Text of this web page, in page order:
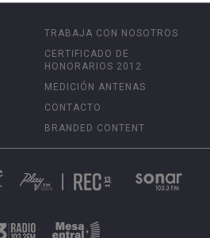
TRABAJA CON NOSOTROS
CERTIFICADO DE
HONORARIOS 2012
MEDICIÓN ANTENAS
CONTACTO
BRANDED CONTENT